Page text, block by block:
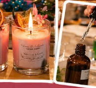
kích cỡ bấc, nến sẽ
thành những hố sâu
nhắc đến thương
quà tặng nghệ thuật.
là minh chứng cho sự